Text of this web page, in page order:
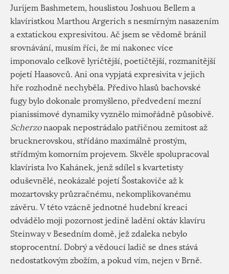
Jurijem Bashmetem, houslistou Joshuou Bellem a
klavíristkou Marthou Argerich s nesmírným nasazením
a extatickou expresivitou. Ač jsem se vědomě bránil
srovnávání, musím říci, že mi nakonec více
imponovalo celkově lyričtější, poetičtější, rozmanitější
pojetí Haasovců. Ani ona vypjatá expresivita v jejich
hře rozhodně nechyběla. Předivo hlasů bachovské
fugy bylo dokonale promyšleno, předvedení mezní
pianissimové dynamiky vyznělo mimořádně působivě.
Scherzonaopak nepostrádalo patřičnou zemitost až
brucknerovskou, střídáno maximálně prostým,
střídmým komorním projevem. Skvěle spolupracoval
klavírista Ivo Kahánek, jenž sdílel s kvartetisty
oduševnělé, neokázalé pojetí Šostakoviče až k
mozartovsky průzračnému, nekomplikovanému
závěru. V této vzácně jednotné hudební kreaci
odvádělo moji pozornost jedině ladění oktáv klavíru
Steinway v Besedním domě, jež zdaleka nebylo
stoprocentní. Dobrý a vědoucí ladič se dnes stává
nedostatkovým zbožím, a pokud vím, nejen v Brně.